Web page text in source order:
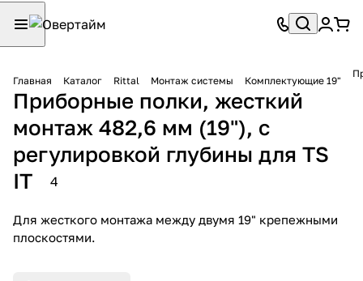
Главная Каталог Rittal Монтаж системы Комплектующие 19"
Приборные полки, жесткий
монтаж 482,6 мм (19"), с
регулировкой глубины для TS
IT
4
Для жесткого монтажа между двумя 19" крепежными
плоскостями.